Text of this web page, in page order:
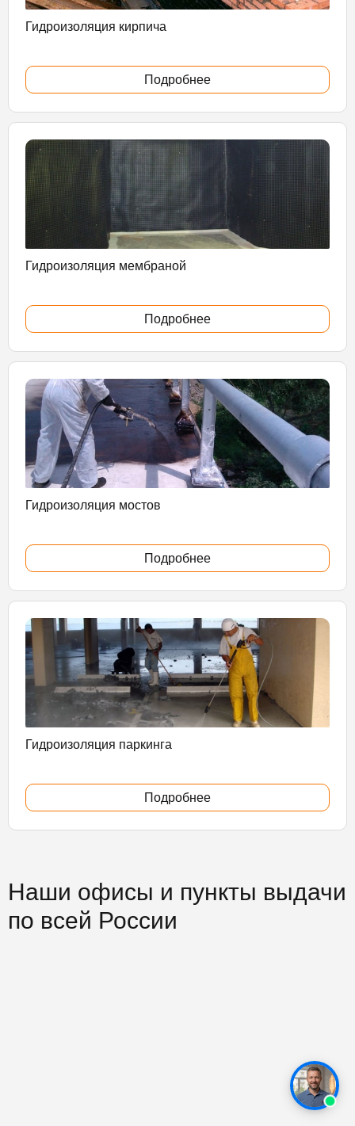
Гидроизоляция кирпича
Подробнее
Гидроизоляция мембраной
Подробнее
Гидроизоляция мостов
Подробнее
Гидроизоляция паркинга
Подробнее
Наши офисы и пункты выдачи
по всей России